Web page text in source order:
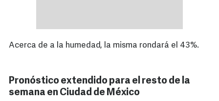
Acerca de a la humedad, la misma rondará el 43%.
Pronóstico extendido para el resto de la
semana en Ciudad de México